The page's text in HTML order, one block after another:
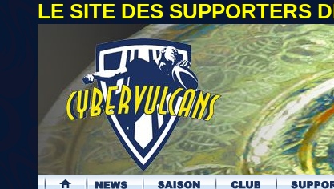
LE SITE DES SUPPORTERS